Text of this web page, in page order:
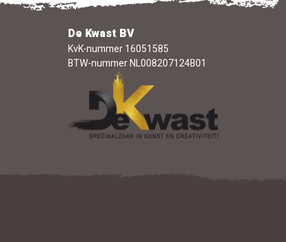
De Kwast BV
KvK-nummer 16051585
BTW-nummer NL008207124B01